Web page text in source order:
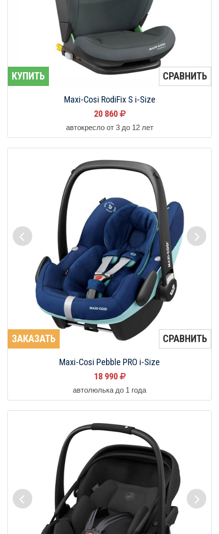
КУПИТЬ СРАВНИТЬ
Maxi-Cosi RodiFix S i-Size
20 860
автокресло от 3 до 12 лет
ЗАКАЗАТЬ СРАВНИТЬ
Maxi-Cosi Pebble PRO i-Size
18 990
автолюлька до 1 года